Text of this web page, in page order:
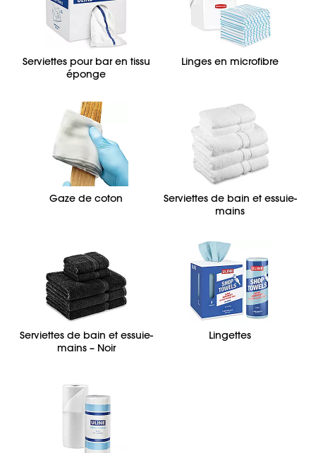
Serviettes pour bar en tissu
éponge
Linges en microfibre
Gaze de coton
Serviettes de bain et essuie-
mains
Serviettes de bain et essuie-
mains – Noir
Lingettes